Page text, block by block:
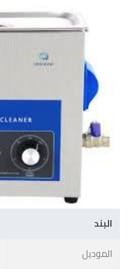
البند
الموديل